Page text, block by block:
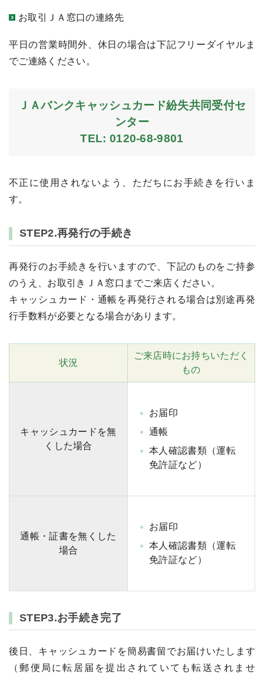
お取引ＪＡ窓口の連絡先
平日の営業時間外、休日の場合は下記フリーダイヤルま
でご連絡ください。
ＪＡバンクキャッシュカード紛失共同受付セ
ンター
TEL: 0120-68-9801
不正に使用されないよう、ただちにお手続きを行いま
す。
STEP2.再発行の手続き
再発行のお手続きを行いますので、下記のものをご持参
のうえ、お取引きＪＡ窓口までご来店ください。
キャッシュカード・通帳を再発行される場合は別途再発
行手数料が必要となる場合があります。
状況
ご来店時にお持ちいただく
もの
キャッシュカードを無
くした場合
お届印
通帳
本人確認書類（運転
免許証など）
通帳・証書を無くした
場合
お届印
本人確認書類（運転
免許証など）
STEP3.お手続き完了
後日、キャッシュカードを簡易書留でお届けいたします
（郵便局に転居届を提出されていても転送されませ